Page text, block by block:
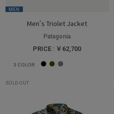
MEN
Men's Triolet Jacket
Patagonia
PRICE : ￥62,700
3 COLOR
SOLD OUT